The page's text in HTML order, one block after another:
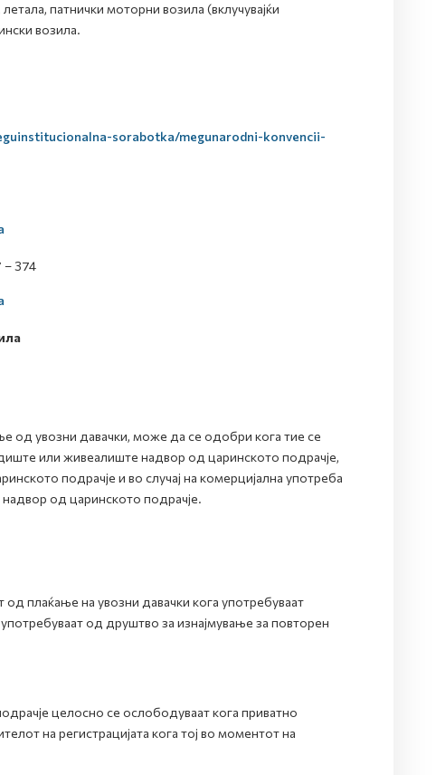
патнички моторни возила (вклучувајќи
возила.
sorabotka/megunarodni-konvencii-
– 374
од увозни давачки, може да се одобри кога тие се
или живеалиште надвор од царинското подрачје,
подрачје и во случај на комерцијална употреба
надвор од царинското подрачје.
плаќање на увозни давачки кога употребуваат
од друштво за изнајмување за повторен
целосно се ослободуваат кога приватно
на регистрацијата кога тој во моментот на